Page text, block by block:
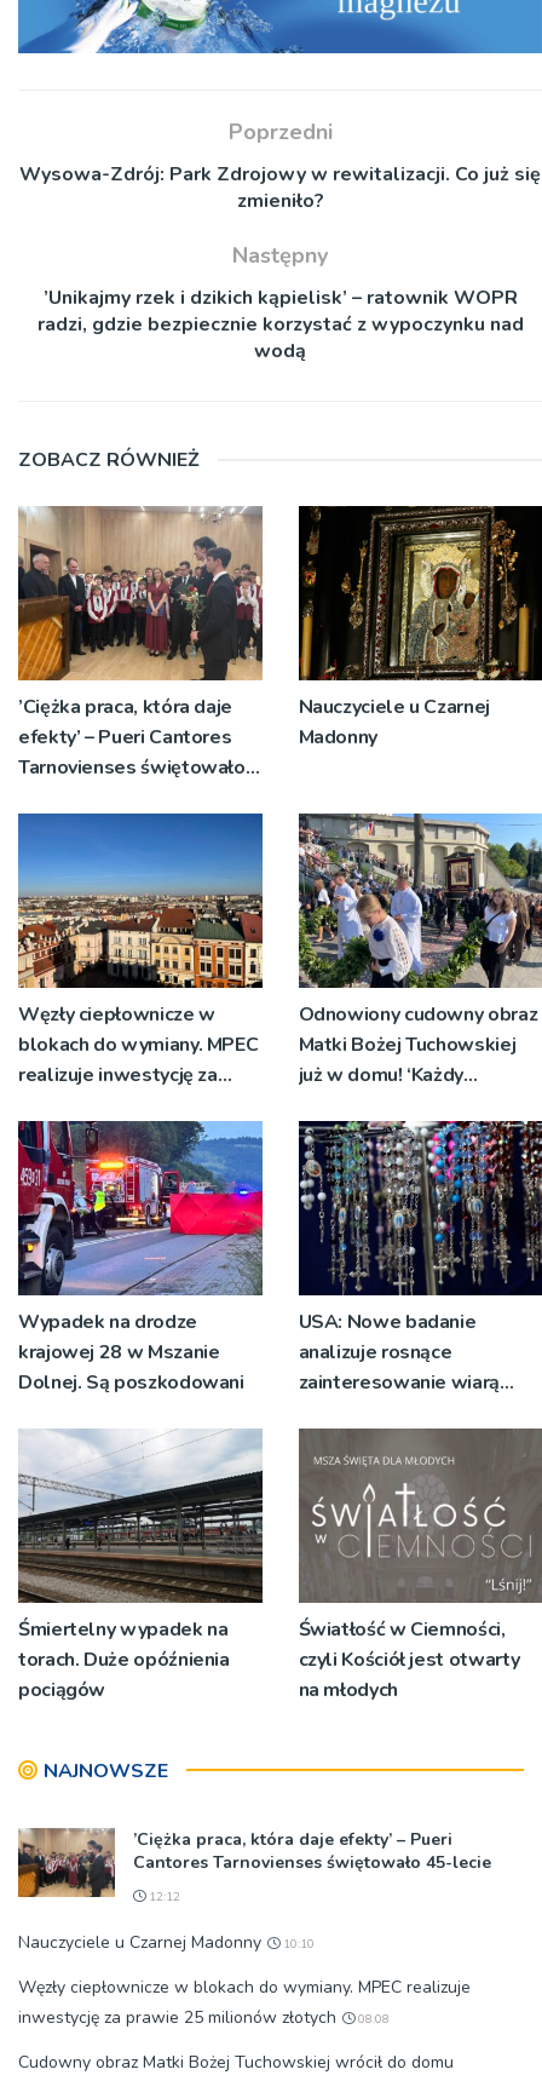
Poprzedni
Wysowa-Zdrój: Park Zdrojowy w rewitalizacji. Co już się
zmieniło?
Następny
’Unikajmy rzek i dzikich kąpielisk’ – ratownik WOPR
radzi, gdzie bezpiecznie korzystać z wypoczynku nad
wodą
ZOBACZ RÓWNIEŻ
’Ciężka praca, która daje
efekty’ – Pueri Cantores
Tarnovienses świętowało
Nauczyciele u Czarnej
Madonny
Węzły ciepłownicze w
blokach do wymiany. MPEC
realizuje inwestycję za
złotych
Odnowiony cudowny obraz
Matki Bożej Tuchowskiej
już w domu! ‘Każdy
wewnętrznej konserwacji’
Wypadek na drodze
krajowej 28 w Mszanie
Dolnej. Są poszkodowani
USA: Nowe badanie
analizuje rosnące
zainteresowanie wiarą
Śmiertelny wypadek na
torach. Duże opóźnienia
pociągów
Światłość w Ciemności,
czyli Kościół jest otwarty
na młodych
NAJNOWSZE
’Ciężka praca, która daje efekty’ – Pueri
Cantores Tarnovienses świętowało 45-lecie
12:12
Nauczyciele u Czarnej Madonny 10:10
Węzły ciepłownicze w blokach do wymiany. MPEC realizuje
inwestycję za prawie 25 milionów złotych
08:08
Cudowny obraz Matki Bożej Tuchowskiej wrócił do domu